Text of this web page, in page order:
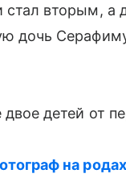
вторым, а
дочь
детей от
на